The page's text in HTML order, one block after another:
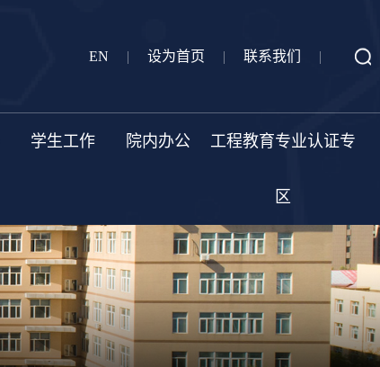
EN | 设为首页 | 联系我们 |
学生工作 院内办公 工程教育专业认证专
区